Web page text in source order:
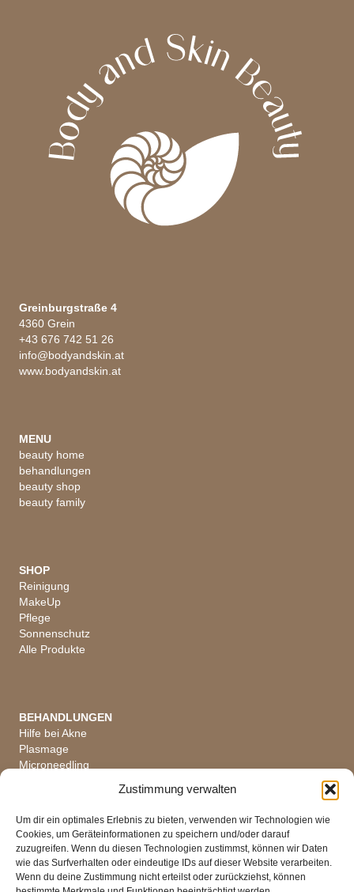
Zustimmung verwalten
Um dir ein optimales Erlebnis zu bieten, verwenden wir Technologien wie
Cookies, um Geräteinformationen zu speichern und/oder darauf
zuzugreifen. Wenn du diesen Technologien zustimmst, können wir Daten
wie das Surfverhalten oder eindeutige IDs auf dieser Website verarbeiten.
Wenn du deine Zustimmung nicht erteilst oder zurückziehst, können
Greinburgstraße 4
4360 Grein
+43 676 742 51 26
info@bodyandskin.at
www.bodyandskin.at
MENU
beauty home
behandlungen
beauty shop
beauty family
SHOP
Reinigung
MakeUp
Pflege
Sonnenschutz
Alle Produkte
BEHANDLUNGEN
Hilfe bei Akne
Plasmage
Microneedling
ÖFFNUNGSZEITEN
Di, Mi, Fr 08 - 18 Uhr